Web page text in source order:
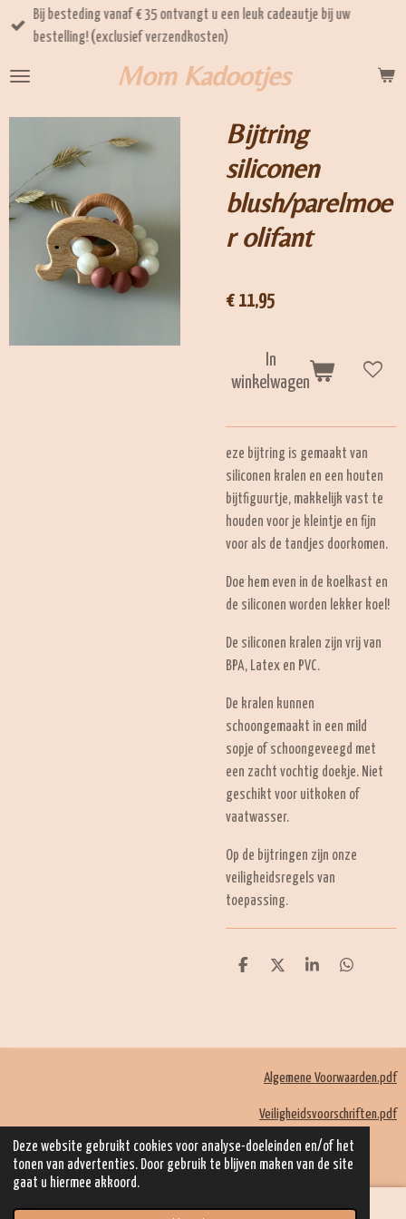
Deze website gebruikt cookies voor analyse-doeleinden en/of het
tonen van advertenties. Door gebruik te blijven maken van de site
gaat u hiermee akkoord.
Ga
direct
de
Mom Kadootjes
Bij besteding vanaf € 35 ontvangt u een leuk cadeautje bij uw
bestelling! (exclusief verzendkosten)
Bijtring
siliconen
blush/parelmoe
r olifant
€ 11,95
In
winkelwagen
eze bijtring is gemaakt van
siliconen kralen en een houten
bijtfiguurtje, makkelijk vast te
houden voor je kleintje en fijn
voor als de tandjes doorkomen.
Doe hem even in de koelkast en
de siliconen worden lekker koel!
De siliconen kralen zijn vrij van
BPA, Latex en PVC.
De kralen kunnen
schoongemaakt in een mild
sopje of schoongeveegd met
een zacht vochtig doekje. Niet
geschikt voor uitkoken of
vaatwasser.
Op de bijtringen zijn onze
veiligheidsregels van
toepassing.
D
D
S
D
Algemene Voorwaarden.pdf
Veiligheidsvoorschriften.pdf
© 2022 - 2026 Mom Kadootjes
Powered byJouwWeb